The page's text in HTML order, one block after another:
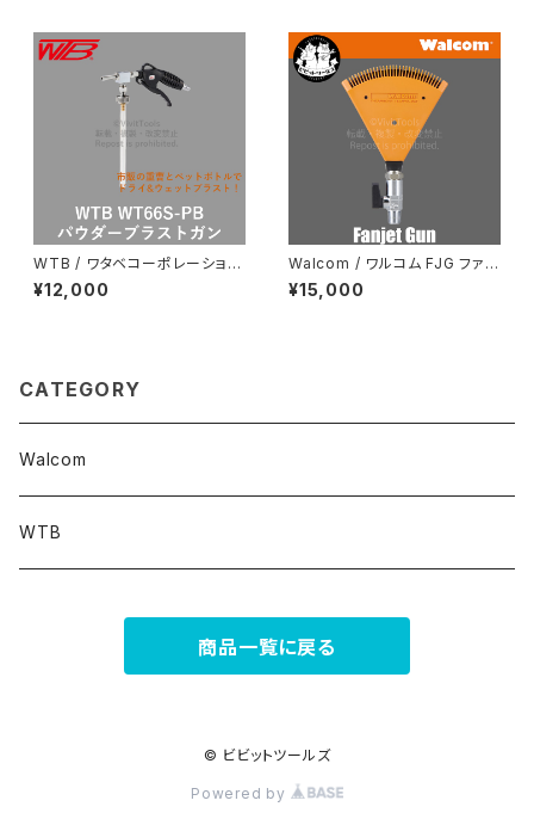
WTB / ワタベコーポレーション
WT66S-PB パウダーブラスト
ガン
¥12,000
Walcom / ワルコム FJG ファン
ジェットガン
¥15,000
CATEGORY
Walcom
WTB
商品一覧に戻る
© ビビットツールズ
Powered by